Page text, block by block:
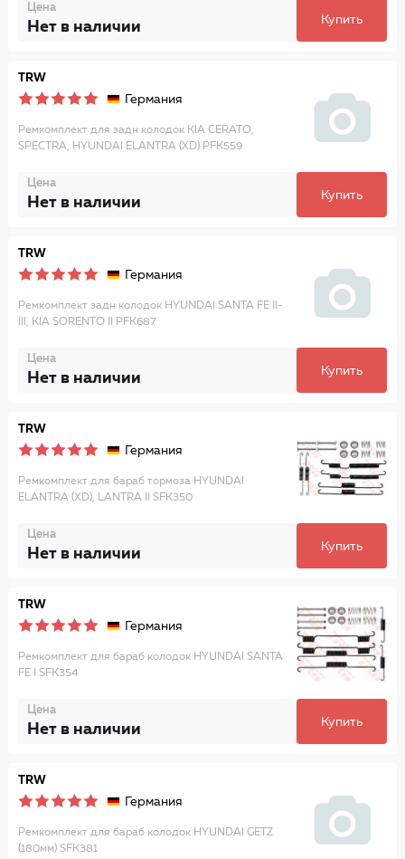
Цена
Нет в наличии Купить
TRW
Германия
Ремкомплект для задн колодок KIA CERATO,
SPECTRA, HYUNDAI ELANTRA (XD) PFK559
Цена
Нет в наличии Купить
TRW
Германия
Ремкомплект задн колодок HYUNDAI SANTA FE II-
III, KIA SORENTO II PFK687
Цена
Нет в наличии Купить
TRW
Германия
Ремкомплект для бараб тормоза HYUNDAI
ELANTRA (XD), LANTRA II SFK350
Цена
Нет в наличии Купить
TRW
Германия
Ремкомплект для бараб колодок HYUNDAI SANTA
FE I SFK354
Цена
Нет в наличии Купить
TRW
Германия
Ремкомплект для бараб колодок HYUNDAI GETZ
(180мм) SFK381